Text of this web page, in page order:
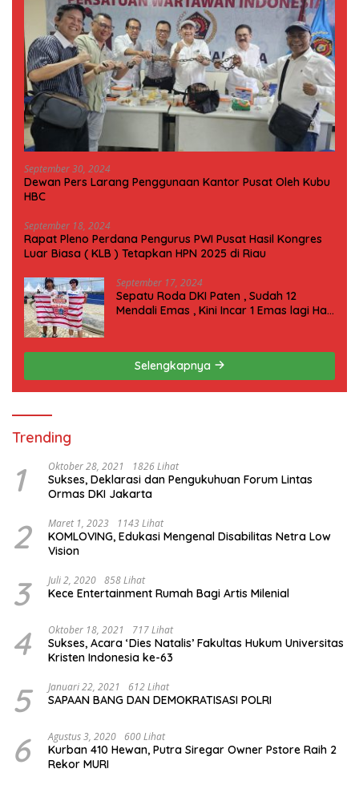
September 30, 2024
Dewan Pers Larang Penggunaan Kantor Pusat Oleh Kubu
HBC
September 18, 2024
Rapat Pleno Perdana Pengurus PWI Pusat Hasil Kongres
Luar Biasa ( KLB ) Tetapkan HPN 2025 di Riau
September 17, 2024
Sepatu Roda DKI Paten , Sudah 12
Mendali Emas , Kini Incar 1 Emas lagi Hari
Selengkapnya
Trending
1 Oktober 28, 2021 1826 Lihat
Sukses, Deklarasi dan Pengukuhuan Forum Lintas
Ormas DKI Jakarta
2 Maret 1, 2023 1143 Lihat
KOMLOVING, Edukasi Mengenal Disabilitas Netra Low
Vision
3 Juli 2, 2020 858 Lihat
Kece Entertainment Rumah Bagi Artis Milenial
4 Oktober 18, 2021 717 Lihat
Sukses, Acara ‘Dies Natalis’ Fakultas Hukum Universitas
Kristen Indonesia ke-63
5 Januari 22, 2021 612 Lihat
SAPAAN BANG DAN DEMOKRATISASI POLRI
6 Agustus 3, 2020 600 Lihat
Kurban 410 Hewan, Putra Siregar Owner Pstore Raih 2
Rekor MURI